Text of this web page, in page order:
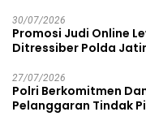
30/07/2026
Promosi Judi Online
Ditressiber Polda
27/07/2026
Polri Berkomitmen
Pelanggaran Tindak